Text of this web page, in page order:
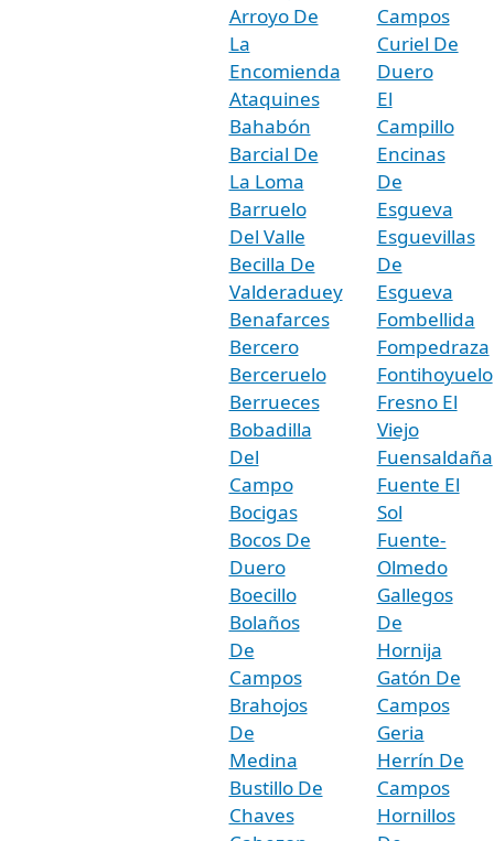
Arroyo De
La
Encomienda
Ataquines
Bahabón
Barcial De
La Loma
Barruelo
Del Valle
Becilla De
Valderaduey
Benafarces
Bercero
Berceruelo
Berrueces
Bobadilla
Del
Campo
Bocigas
Bocos De
Duero
Boecillo
Bolaños
De
Campos
Brahojos
De
Medina
Bustillo De
Chaves
Campos
Curiel De
Duero
El
Campillo
Encinas
De
Esgueva
Esguevillas
De
Esgueva
Fombellida
Fompedraza
Fontihoyuelo
Fresno El
Viejo
Fuensaldaña
Fuente El
Sol
Fuente-
Olmedo
Gallegos
De
Hornija
Gatón De
Campos
Geria
Herrín De
Campos
Hornillos